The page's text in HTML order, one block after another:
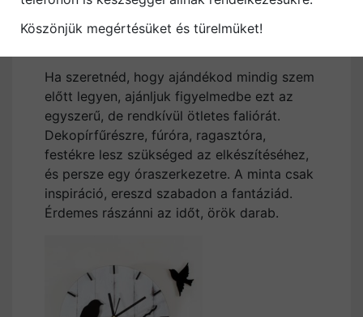
Ha szeretnéd, hogy ajándékod mindig szem
előtt legyen, ajánljuk figyelmedbe ezt az
egyszerű, de rendkívül ötletes faliórát.
Dekopírfűrészre, fúróra, ragasztóra,
festékre lesz szükséged az elkészítéséhez,
és persze egy óraszerkezetre. A minta csak
inspiráció, ereszd szabadon a fantáziád.
Érdemes rászánni az időt, örök darab.
Köszönjük megértésüket és türelmüket!